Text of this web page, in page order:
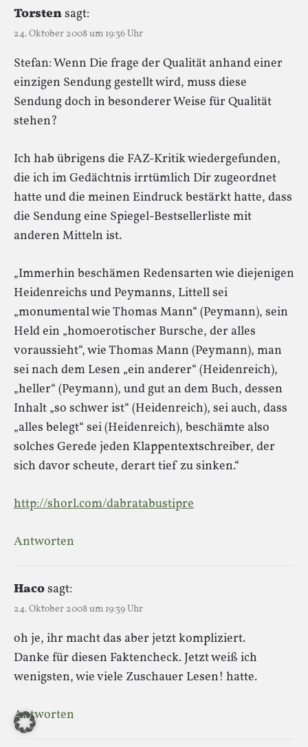
Torstensagt:
24. Oktober 2008 um 19:36 Uhr
Stefan: Wenn Die frage der Qualität anhand einer
einzigen Sendung gestellt wird, muss diese
Sendung doch in besonderer Weise für Qualität
stehen?
Ich hab übrigens die FAZ-Kritik wiedergefunden,
die ich im Gedächtnis irrtümlich Dir zugeordnet
hatte und die meinen Eindruck bestärkt hatte, dass
die Sendung eine Spiegel-Bestsellerliste mit
anderen Mitteln ist.
„Immerhin beschämen Redensarten wie diejenigen
Heidenreichs und Peymanns, Littell sei
„monumental wie Thomas Mann“ (Peymann), sein
Held ein „homoerotischer Bursche, der alles
voraussieht“, wie Thomas Mann (Peymann), man
sei nach dem Lesen „ein anderer“ (Heidenreich),
„heller“ (Peymann), und gut an dem Buch, dessen
Inhalt „so schwer ist“ (Heidenreich), sei auch, dass
„alles belegt“ sei (Heidenreich), beschämte also
solches Gerede jeden Klappentextschreiber, der
sich davor scheute, derart tief zu sinken.“
http://shorl.com/dabratabustipre
Antworten
Hacosagt:
24. Oktober 2008 um 19:39 Uhr
oh je, ihr macht das aber jetzt kompliziert.
Danke für diesen Faktencheck. Jetzt weiß ich
wenigsten, wie viele Zuschauer Lesen! hatte.
Antworten